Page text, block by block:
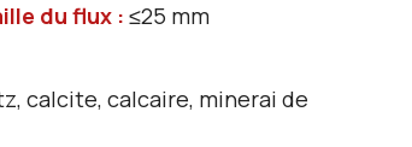
du flux : ≤25 mm
calcite, calcaire, minerai de